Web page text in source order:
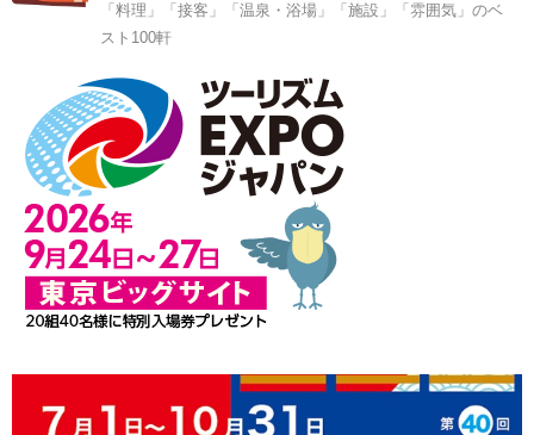
「料理」「接客」「温泉・浴場」「施設」「雰囲気」のベ
スト100軒